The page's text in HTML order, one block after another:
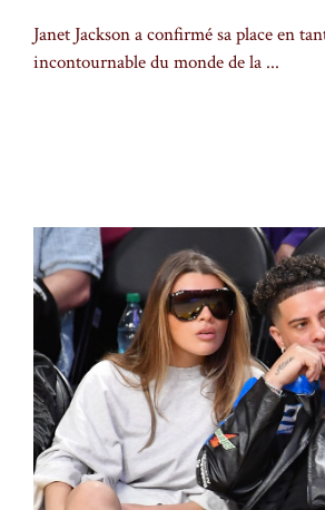
Janet Jackson a confirmé sa place en
incontournable du monde de la ...